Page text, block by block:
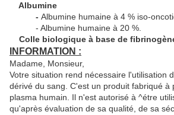
Albumine
- Albumine humaine à 4 % iso-
- Albumine humaine à 20 %.
Colle biologique à base de
INFORMATION :
Madame, Monsieur,
Votre situation rend nécessaire l'utilisation
dérivé du sang. C'est un produit fabriqué à
plasma humain. Il n'est autorisé à ^étre
qu'après évaluation de sa qualité, de sa